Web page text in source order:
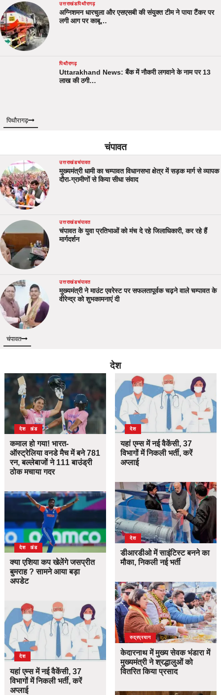
उत्तराखंडपिथौरागढ़
अग्निशमन धारचुला और एसएसबी की संयुक्त टीम ने पाया टैंकर पर
लगी आग पर काबू…
पिथौरागढ़
Uttarakhand News: बैंक में नौकरी लगवाने के नाम पर 13
लाख की ठगी…
पिथौरागढ़
चंपावत
उत्तराखंडचंपावत
मुख्यमंत्री धामी का चम्पावत विधानसभा क्षेत्र में सड़क मार्ग से व्यापक
दौरा-ग्रामीणों से किया सीधा संवाद
उत्तराखंडचंपावत
चंपावत के युवा प्रतिभाओं को मंच दे रहे जिलाधिकारी, कर रहे हैं
मार्गदर्शन
उत्तराखंडचंपावत
मुख्यमंत्री ने माउंट एवरेस्ट पर सफलतापूर्वक चढ़ने वाले चम्पावत के
वीरेन्द्र को शुभकामनाएं दी
चंपावत
देश
उत्तराखंड
देश
कमाल हो गया! भारत-
ऑस्ट्रेलिया वनडे मैच में बने 781
रन, बल्लेबाजों ने 111 बाउंड्री
ठोक मचाया गदर
उत्तराखंड
देश
क्या एशिया कप खेलेंगे जसप्रीत
बुमराह ? सामने आया बड़ा
अपडेट
देश
यहां एम्स में नई वैकेंसी, 37
विभागों में निकली भर्ती, करें
अप्लाई
देश
यहां एम्स में नई वैकेंसी, 37
विभागों में निकली भर्ती, करें
अप्लाई
देश
डीआरडीओ में साइंटिस्ट बनने का
मौका, निकली नई भर्ती
उत्तराखंड
देश
रुद्रप्रयाग
केदारनाथ में मुख्य सेवक भंडारा में
मुख्यमंत्री ने श्रद्धालुओं को
वितरित किया प्रसाद